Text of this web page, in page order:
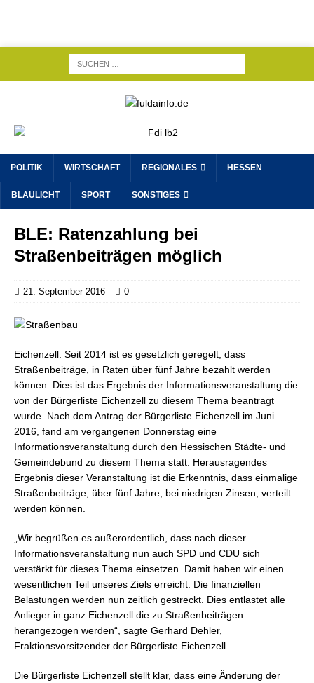
POLITIK WIRTSCHAFT REGIONALES HESSEN
BLAULICHT SPORT SONSTIGES
BLE: Ratenzahlung bei
Straßenbeiträgen möglich
21. September 2016 0
Eichenzell. Seit 2014 ist es gesetzlich geregelt, dass
Straßenbeiträge, in Raten über fünf Jahre bezahlt werden
können. Dies ist das Ergebnis der Informationsveranstaltung die
von der Bürgerliste Eichenzell zu diesem Thema beantragt
wurde. Nach dem Antrag der Bürgerliste Eichenzell im Juni
2016, fand am vergangenen Donnerstag eine
Informationsveranstaltung durch den Hessischen Städte- und
Gemeindebund zu diesem Thema statt. Herausragendes
Ergebnis dieser Veranstaltung ist die Erkenntnis, dass einmalige
Straßenbeiträge, über fünf Jahre, bei niedrigen Zinsen, verteilt
werden können.
„Wir begrüßen es außerordentlich, dass nach dieser
Informationsveranstaltung nun auch SPD und CDU sich
verstärkt für dieses Thema einsetzen. Damit haben wir einen
wesentlichen Teil unseres Ziels erreicht. Die finanziellen
Belastungen werden nun zeitlich gestreckt. Dies entlastet alle
Anlieger in ganz Eichenzell die zu Straßenbeiträgen
herangezogen werden“, sagte Gerhard Dehler,
Fraktionsvorsitzender der Bürgerliste Eichenzell.
Die Bürgerliste Eichenzell stellt klar, dass eine Änderung der